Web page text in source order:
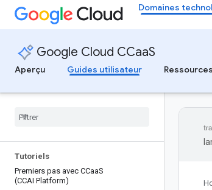
Domaines
Google Cloud CCaaS
Aperçu
Guides utilisateur Ressources
Tutoriels
Premiers pas avec CCaaS
(CCAI Platform)